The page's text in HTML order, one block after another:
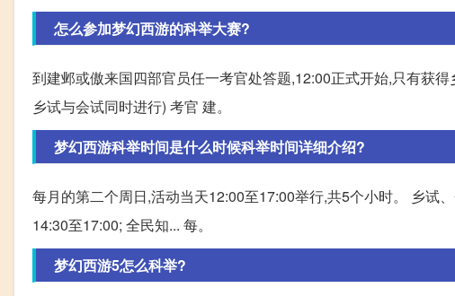
怎么参加梦幻西游的科举大赛?
到建邺或傲来国四部官员任一考官处答题,12:00正式开始,只有获
乡试与会试同时进行) 考官 建。
梦幻西游科举时间是什么时候科举时间详细介绍?
每月的第二个周日,活动当天12:00至17:00举行,共5个小时。 乡试
14:30至17:00; 全民知... 每。
梦幻西游5怎么科举?